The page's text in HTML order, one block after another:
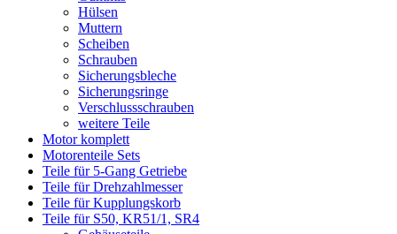
Hülsen
Muttern
Scheiben
Schrauben
Sicherungsbleche
Sicherungsringe
Verschlussschrauben
weitere Teile
Motor komplett
Motorenteile Sets
Teile für 5-Gang Getriebe
Teile für Drehzahlmesser
Teile für Kupplungskorb
Teile für S50, KR51/1, SR4